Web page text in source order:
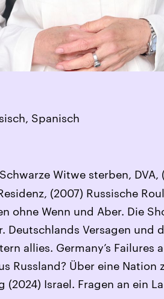
Spanisch
Witwe sterben,
(2007) Russische
ohne Wenn und Aber. Die
Deutschlands Versagen und
allies. Germany’s Failures
Russland? Über eine Nation
Israel. Fragen an ein